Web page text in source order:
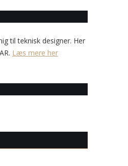
til teknisk designer. Her
Læs mere her